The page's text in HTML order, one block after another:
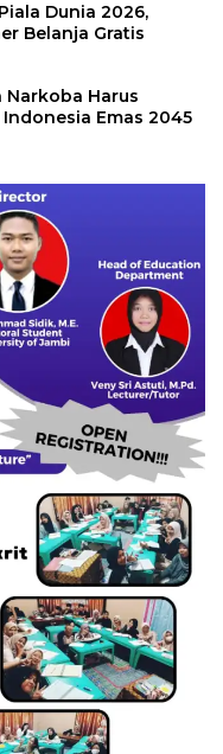
Dunia 2026,
Belanja Gratis
Narkoba Harus
Emas 2045